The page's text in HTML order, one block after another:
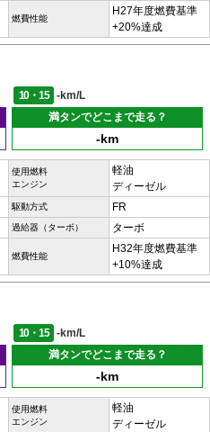
燃費性能
H27年度燃費基準
+20%達成
10・15
-km/L
満タンでどこまで走る？
-km
使用燃料
エンジン
軽油
ディーゼル
駆動方式 FR
過給器（ターボ） ターボ
燃費性能
H32年度燃費基準
+10%達成
10・15
-km/L
満タンでどこまで走る？
-km
使用燃料
エンジン
軽油
ディーゼル